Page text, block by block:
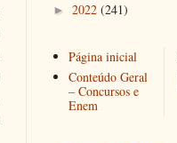
► 2022 (241)
Página inicial
Conteúdo Geral
– Concursos e
Enem